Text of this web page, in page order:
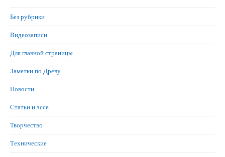
Без рубрики
Видеозаписи
Для главной страницы
Заметки по Древу
Новости
Статьи и эссе
Творчество
Технические